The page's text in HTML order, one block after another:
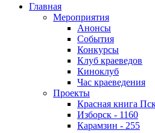
Главная
Мероприятия
Анонсы
События
Конкурсы
Клуб краеведов
Киноклуб
Час краеведения
Проекты
Красная книга
Изборск - 1160
Карамзин - 255